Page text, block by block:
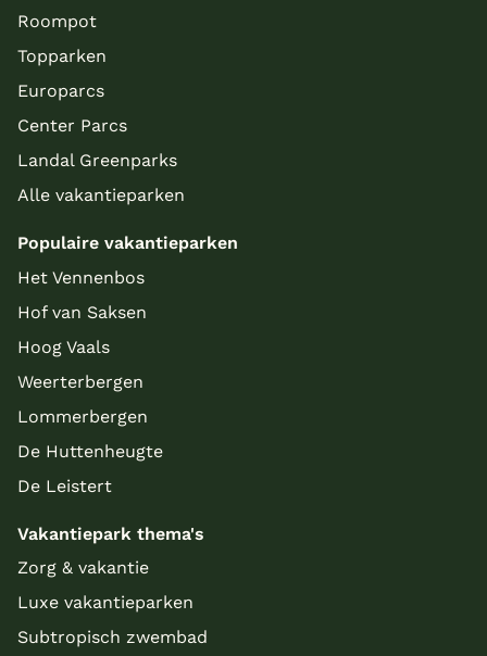
Roompot
Topparken
Europarcs
Center Parcs
Landal Greenparks
Alle vakantieparken
Populaire vakantieparken
Het Vennenbos
Hof van Saksen
Hoog Vaals
Weerterbergen
Lommerbergen
De Huttenheugte
De Leistert
Vakantiepark thema's
Zorg & vakantie
Luxe vakantieparken
Subtropisch zwembad